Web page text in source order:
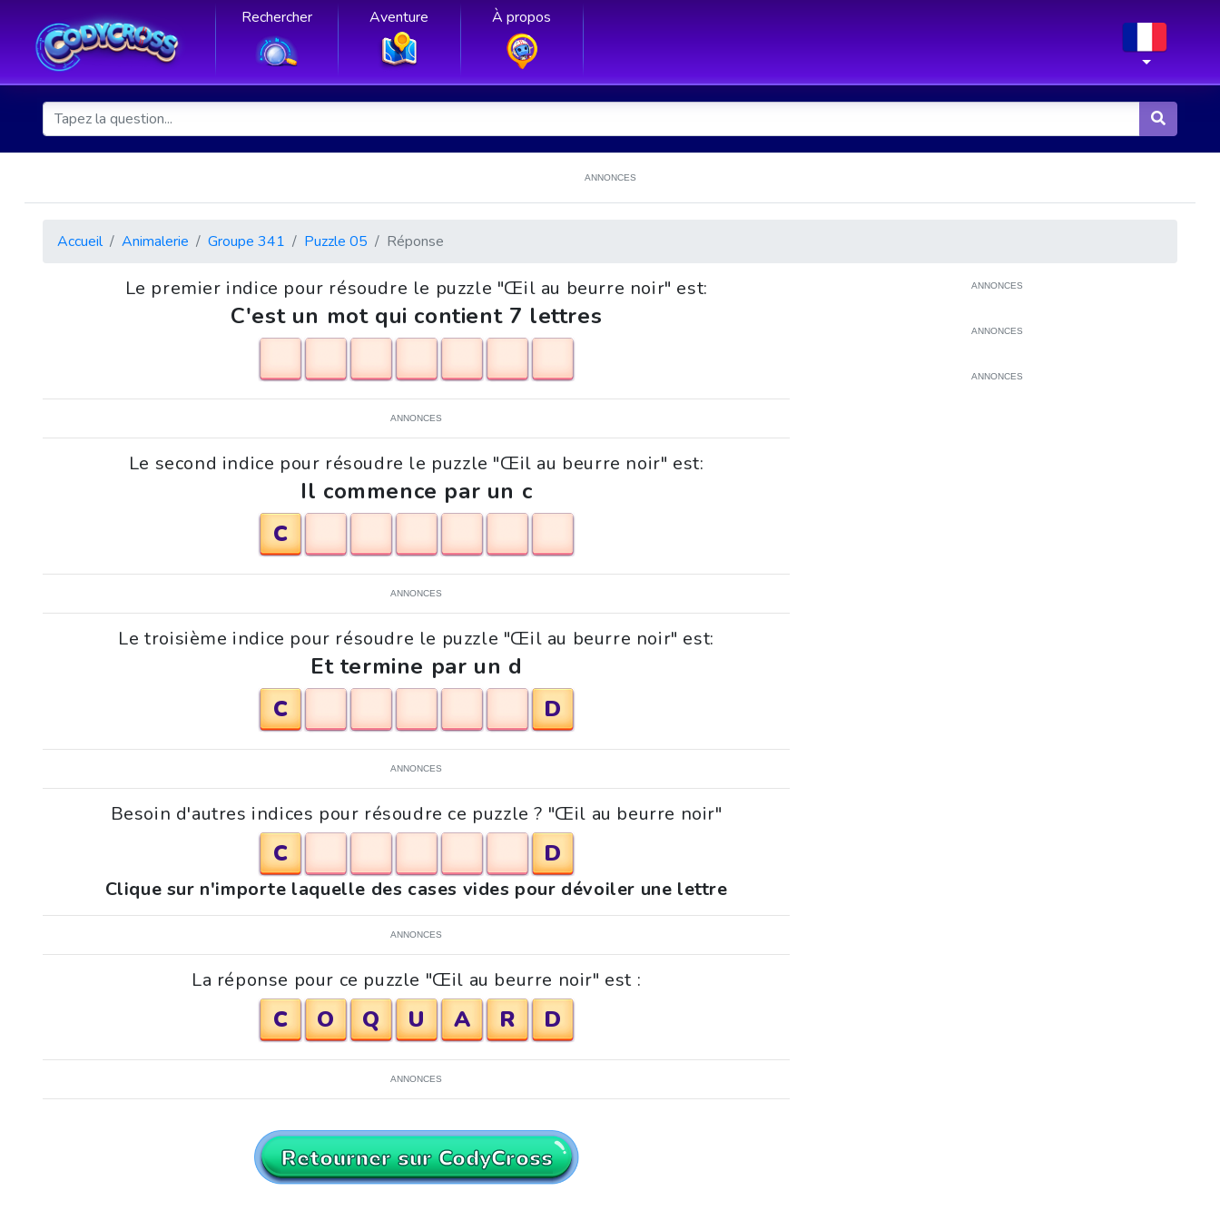
Rechercher Aventure À propos
ANNONCES
Accueil Animalerie Groupe 341 Puzzle 05 Réponse
Le premier indice pour résoudre le puzzle "Œil au beurre noir" est:
C'est un mot qui contient 7 lettres
ANNONCES
Le second indice pour résoudre le puzzle "Œil au beurre noir" est:
Il commence par un c
C
ANNONCES
Le troisième indice pour résoudre le puzzle "Œil au beurre noir" est:
Et termine par un d
C
D
ANNONCES
Besoin d'autres indices pour résoudre ce puzzle ? "Œil au beurre noir"
C D
Clique sur n'importe laquelle des cases vides pour dévoiler une lettre
ANNONCES
La réponse pour ce puzzle "Œil au beurre noir" est :
C O Q U A R D
ANNONCES
Retourner sur CodyCross
ANNONCES
ANNONCES
ANNONCES